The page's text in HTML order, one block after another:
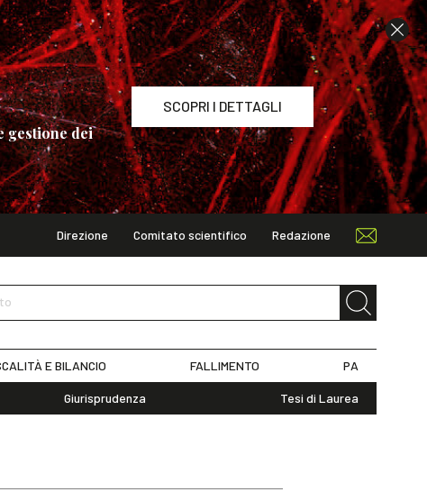
gestione dei
SCOPRI I DETTAGLI
Direzione Comitato scientifico Redazione
E BILANCIO FALLIMENTO PA
Giurisprudenza Tesi di Laurea